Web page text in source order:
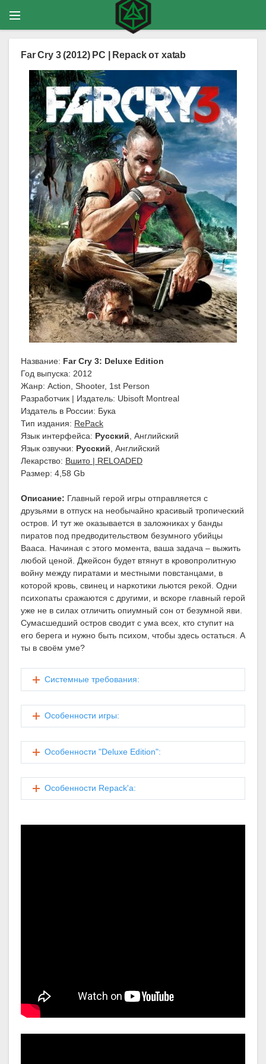
Far Cry 3 (2012) PC | Repack от xatab
Название: Far Cry 3: Deluxe Edition
Год выпуска: 2012
Жанр: Action, Shooter, 1st Person
Разработчик | Издатель: Ubisoft Montreal
Издатель в России: Бука
Тип издания: RePack
Язык интерфейса: Русский, Английский
Язык озвучки: Русский, Английский
Лекарство: Вшито | RELOADED
Размер: 4,58 Gb
Описание: Главный герой игры отправляется с
друзьями в отпуск на необычайно красивый тропический
остров. И тут же оказывается в заложниках у банды
пиратов под предводительством безумного убийцы
Вааса. Начиная с этого момента, ваша задача – выжить
любой ценой. Джейсон будет втянут в кровопролитную
войну между пиратами и местными повстанцами, в
которой кровь, свинец и наркотики льются рекой. Одни
психопаты сражаются с другими, и вскоре главный герой
уже не в силах отличить опиумный сон от безумной яви.
Сумасшедший остров сводит с ума всех, кто ступит на
его берега и нужно быть психом, чтобы здесь остаться. А
ты в своём уме?
Cистемные требования:
Особенности игры:
Особенности "Deluxe Edition":
Особенности Repack'a: